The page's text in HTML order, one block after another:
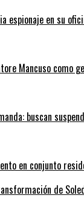
espionaje en su
Mancuso como
buscan
en conjunto
de